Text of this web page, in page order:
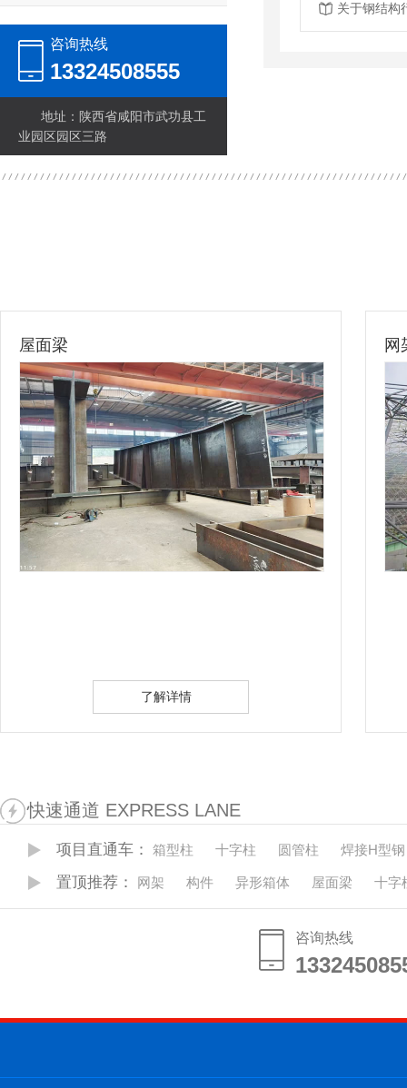
咨询热线
13324508555
地址：陕西省咸阳市武功县工
业园区园区三路
关于钢结构
屋面梁
了解详情
网
快速通道 EXPRESS LANE
项目直通车： 箱型柱 十字柱 圆管柱 焊接H型钢
置顶推荐： 网架 构件 异形箱体 屋面梁 十字
咨询热线